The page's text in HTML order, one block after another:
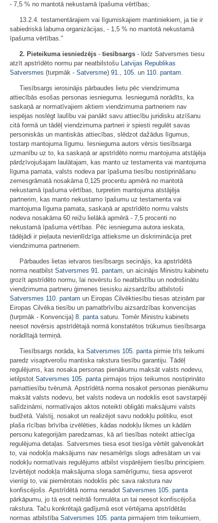
- 7,5 % no mantotā nekustamā īpašuma vērtības;
13.2.4. testamentārajiem vai līgumiskajiem mantiniekiem, ja tie ir
sabiedriskā labuma organizācijas, - 1,5 % no mantotā nekustamā
īpašuma vērtības."
2. Pieteikuma iesniedzējs - tiesībsargs - lūdz Satversmes tiesu
atzīt apstrīdēto normu par neatbilstošu Latvijas Republikas
Satversmes (turpmāk - Satversme) 91., 105. un 110. pantam.
Tiesībsargs ierosinājis pārbaudes lietu pēc viendzimuma
attiecībās esošas personas iesnieguma. Iesniegumā norādīts, ka
saskaņā ar normatīvajiem aktiem viendzimuma partneriem nav
iespējas noslēgt laulību vai panākt savu attiecību juridisku atzīšanu
citā formā un tādēļ viendzimuma partneri ir spiesti regulēt savas
personiskās un mantiskās attiecības, slēdzot dažādus līgumus,
tostarp mantojuma līgumu. Iesnieguma autors vērsis tiesībsarga
uzmanību uz to, ka saskaņā ar apstrīdēto normu mantojuma atstājēja
pārdzīvojušajam laulātajam, kas manto uz testamenta vai mantojuma
līguma pamata, valsts nodeva par īpašuma tiesību nostiprināšanu
zemesgrāmatā nosakāma 0,125 procentu apmērā no mantotā
nekustamā īpašuma vērtības, turpretim mantojuma atstājēja
partnerim, kas manto nekustamo īpašumu uz testamenta vai
mantojuma līguma pamata, saskaņā ar apstrīdēto normu valsts
nodeva nosakāma 60 reižu lielākā apmērā - 7,5 procenti no
nekustamā īpašuma vērtības. Pēc iesnieguma autora ieskata,
tādējādi ir pieļauta nevienlīdzīga attieksme un diskriminācija pret
viendzimuma partneriem.
Pārbaudes lietas ietvaros tiesībsargs secinājis, ka apstrīdētā
norma neatbilst Satversmes 91. pantam, un aicinājis Ministru kabinetu
grozīt apstrīdēto normu, lai novērstu šo neatbilstību un nodrošinātu
viendzimuma partneru ģimenes tiesisku aizsardzību atbilstoši
Satversmes 110. pantam un Eiropas Cilvēktiesību tiesas atziņām par
Eiropas Cilvēka tiesību un pamatbrīvību aizsardzības konvencijas
(turpmāk - Konvencija) 8. pantasaturu. Tomēr Ministru kabinets
neesot novērsis apstrīdētajā normā konstatētos trūkumus tiesībsarga
norādītajā termiņā.
Tiesībsargs norāda, ka Satversmes 105. pantapirmie trīs teikumi
paredz visaptverošu mantiska rakstura tiesību garantiju. Tādēļ
regulējums, kas nosaka personas pienākumu maksāt valsts nodevu,
ietilpstot Satversmes 105. pantapirmajos trijos teikumos nostiprināto
pamattiesību tvērumā. Apstrīdētā norma nosakot personas pienākumu
maksāt valsts nodevu, bet valsts nodeva un nodoklis esot savstarpēji
salīdzināmi, normatīvajos aktos noteikti obligāti maksājumi valsts
budžetā. Valstij, nosakot un realizējot savu nodokļu politiku, esot
plaša rīcības brīvība izvēlēties, kādas nodokļu likmes un kādām
personu kategorijām paredzamas, kā arī tiesības noteikt attiecīga
regulējuma detaļas. Satversmes tiesa esot tiesīga vērtēt galvenokārt
to, vai nodokļa maksājums nav nesamērīgs slogs adresātam un vai
nodokļu normatīvais regulējums atbilst vispārējiem tiesību principiem.
Izvērtējot nodokļa maksājuma sloga samērīgumu, tiesa apsverot
vienīgi to, vai piemērotais nodoklis pēc sava rakstura nav
konfiscējošs. Apstrīdētā norma neradot Satversmes 105. panta
pārkāpumu, jo tā esot neitrāli formulēta un tai neesot konfiscējoša
rakstura. Taču konkrētajā gadījumā esot vērtējama apstrīdētās
normas atbilstība Satversmes 105. pantapirmajiem trim teikumiem,